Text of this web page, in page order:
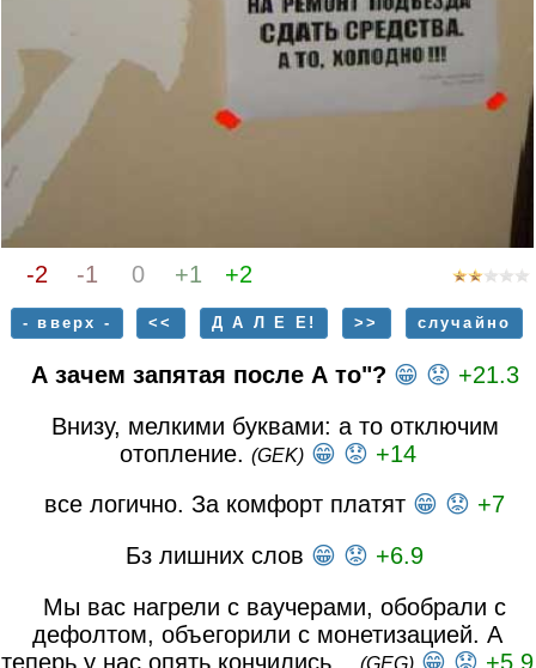
-2 -1 0 +1 +2
- вверх - << Д А Л Е Е! >> случайно
А зачем запятая после А то"? 😁 😟 +21.3
Внизу, мелкими буквами: а то отключим
отопление. (GEK) 😁 😟 +14
все логично. За комфорт платят 😁 😟 +7
Бз лишних слов 😁 😟 +6.9
Мы вас нагрели с ваучерами, обобрали с
дефолтом, объегорили с монетизацией. А
теперь у нас опять кончились...
(GEG) 😁 😟 +5.9